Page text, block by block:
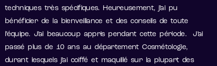
techniques très spécifiques. Heureusement, j’ai pu
bénéficier de la bienveillance et des conseils de toute
l’équipe. J’ai beaucoup appris pendant cette période. J’ai
passé plus de 10 ans au département Cosmétologie,
durant lesquels j’ai coiffé et maquillé sur la plupart des